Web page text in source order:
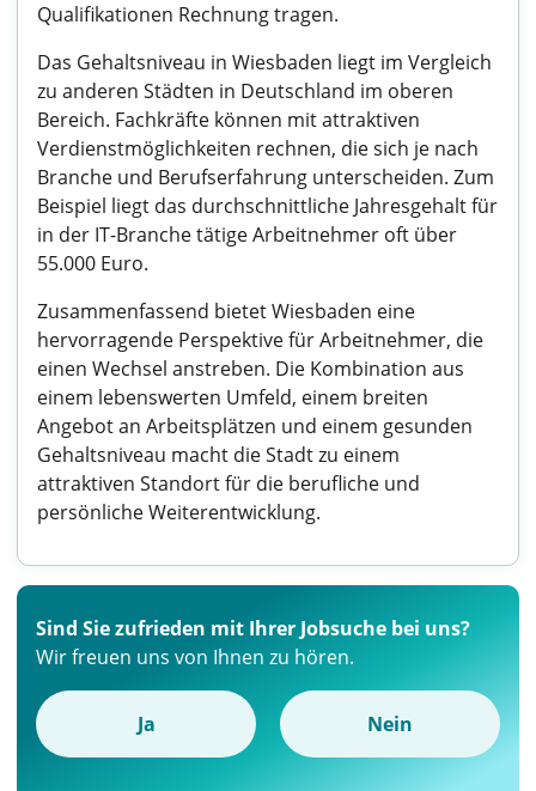
Qualifikationen Rechnung tragen.
Das Gehaltsniveau in Wiesbaden liegt im Vergleich
zu anderen Städten in Deutschland im oberen
Bereich. Fachkräfte können mit attraktiven
Verdienstmöglichkeiten rechnen, die sich je nach
Branche und Berufserfahrung unterscheiden. Zum
Beispiel liegt das durchschnittliche Jahresgehalt für
in der IT-Branche tätige Arbeitnehmer oft über
55.000 Euro.
Zusammenfassend bietet Wiesbaden eine
hervorragende Perspektive für Arbeitnehmer, die
einen Wechsel anstreben. Die Kombination aus
einem lebenswerten Umfeld, einem breiten
Angebot an Arbeitsplätzen und einem gesunden
Gehaltsniveau macht die Stadt zu einem
attraktiven Standort für die berufliche und
persönliche Weiterentwicklung.
Sind Sie zufrieden mit Ihrer Jobsuche bei uns?
Wir freuen uns von Ihnen zu hören.
Ja Nein